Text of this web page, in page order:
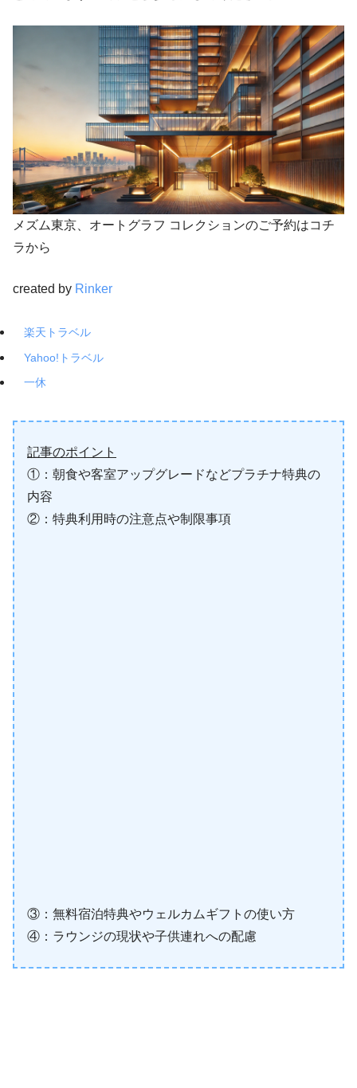
メズム東京、オートグラフ コレクションのご予約はコチ
ラから
created by Rinker
楽天トラベル
Yahoo!トラベル
一休
記事のポイント
①：朝食や客室アップグレードなどプラチナ特典の
内容
②：特典利用時の注意点や制限事項
③：無料宿泊特典やウェルカムギフトの使い方
④：ラウンジの現状や子供連れへの配慮